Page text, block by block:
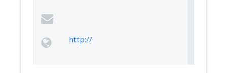
http://